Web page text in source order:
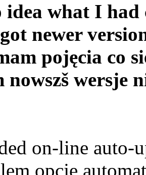
idea what I
newer
pojęcia co
nowszš wersje
on-line auto-
opcje